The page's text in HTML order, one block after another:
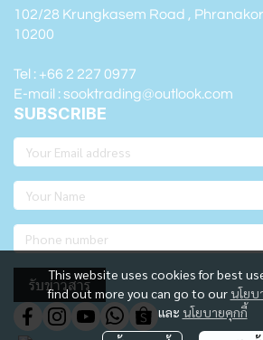
This website uses cookies for best
find out more you can go to our นโยบ
และ นโยบายคุกกี้
102/28 Krungkasem Road ,
10200
Tel : +66 2 227 0977
E-mail : sooktrading@outlook.com
SUBSCRIBE
รับข่าวสาร